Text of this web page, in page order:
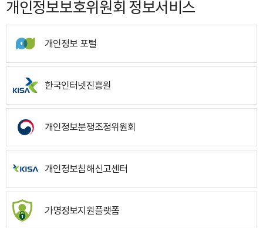
개인정보보호위원회 정보서비스
개인정보 포털
한국인터넷진흥원
개인정보분쟁조정위원회
개인정보침해신고센터
가명정보지원플랫폼